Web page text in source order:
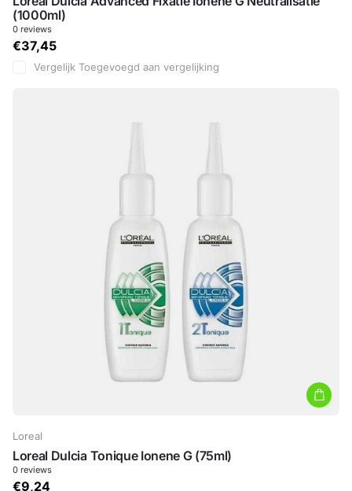
(1000ml)
0 reviews
€37,45
Vergelijk Toegevoegd aan vergelijking
Loreal
Loreal Dulcia Tonique Ionene G (75ml)
0 reviews
€9,24